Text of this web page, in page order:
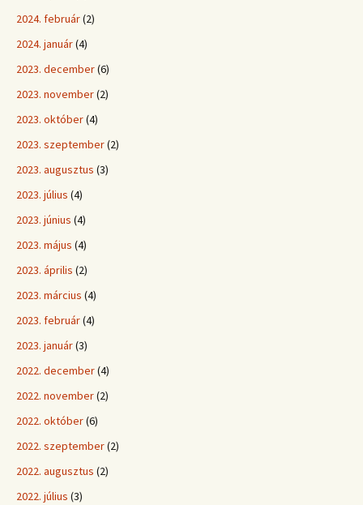
2024. február(2)
2024. január(4)
2023. december(6)
2023. november(2)
2023. október(4)
2023. szeptember(2)
2023. augusztus (3)
2023. július (4)
2023. június (4)
2023. május (4)
2023. április (2)
2023. március (4)
2023. február(4)
2023. január(3)
2022. december(4)
2022. november(2)
2022. október(6)
2022. szeptember(2)
2022. augusztus (2)
2022. július (3)